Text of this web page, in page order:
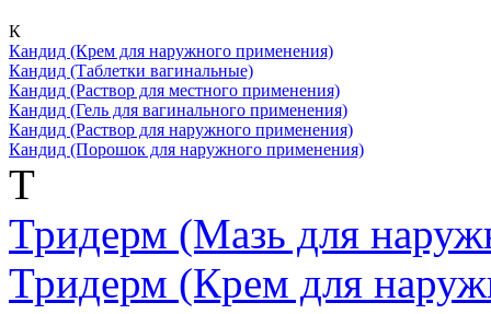
К
Кандид (Крем для наружного применения)
Кандид (Таблетки вагинальные)
Кандид (Раствор для местного применения)
Кандид (Гель для вагинального применения)
Кандид (Раствор для наружного применения)
Кандид (Порошок для наружного применения)
Т
Тридерм (Мазь для
Тридерм (Крем для